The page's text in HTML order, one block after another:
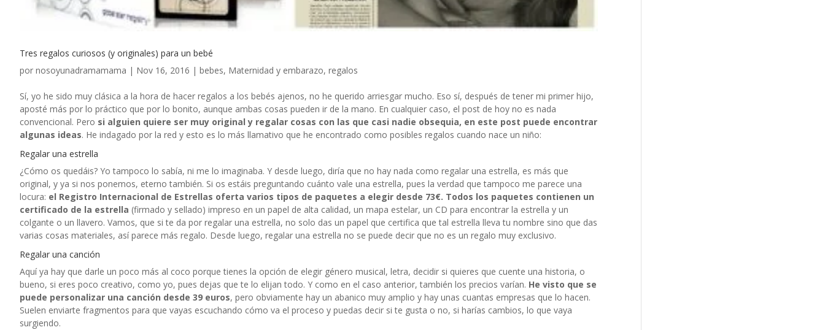
Tres regalos curiosos (y originales) para un bebé
por nosoyunadramamama | Nov 16, 2016 | bebes, Maternidad y embarazo, regalos
Sí, yo he sido muy clásica a la hora de hacer regalos a los bebés ajenos, no he querido arriesgar mucho. Eso sí, después de tener mi primer hijo,
aposté más por lo práctico que por lo bonito, aunque ambas cosas pueden ir de la mano. En cualquier caso, el post de hoy no es nada
convencional. Pero si alguien quiere ser muy original y regalar cosas con las que casi nadie obsequia, en este post puede encontrar
algunas ideas. He indagado por la red y esto es lo más llamativo que he encontrado como posibles regalos cuando nace un niño:
Regalar una estrella
¿Cómo os quedáis? Yo tampoco lo sabía, ni me lo imaginaba. Y desde luego, diría que no hay nada como regalar una estrella, es más que
original, y ya si nos ponemos, eterno también. Si os estáis preguntando cuánto vale una estrella, pues la verdad que tampoco me parece una
locura: el Registro Internacional de Estrellas oferta varios tipos de paquetes a elegir desde 73€. Todos los paquetes contienen un
certificado de la estrella (firmado y sellado) impreso en un papel de alta calidad, un mapa estelar, un CD para encontrar la estrella y un
colgante o un llavero. Vamos, que si te da por regalar una estrella, no solo das un papel que certifica que tal estrella lleva tu nombre sino que das
varias cosas materiales, así parece más regalo. Desde luego, regalar una estrella no se puede decir que no es un regalo muy exclusivo.
Regalar una canción
Aquí ya hay que darle un poco más al coco porque tienes la opción de elegir género musical, letra, decidir si quieres que cuente una historia, o
bueno, si eres poco creativo, como yo, pues dejas que te lo elijan todo. Y como en el caso anterior, también los precios varían. He visto que se
puede personalizar una canción desde 39 euros, pero obviamente hay un abanico muy amplio y hay unas cuantas empresas que lo hacen.
Suelen enviarte fragmentos para que vayas escuchando cómo va el proceso y puedas decir si te gusta o no, si harías cambios, lo que vaya
surgiendo.